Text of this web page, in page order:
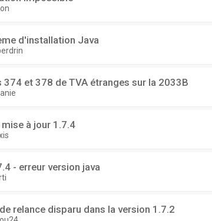
d'installation Java
374 et 378 de TVA étranges sur la 2033B
mise à jour 1.7.4
- erreur version java
relance disparu dans la version 1.7.2